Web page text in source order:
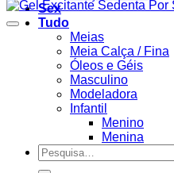
Sex
Tudo
Meias
Meia Calça / Fina
Óleos e Géis
Masculino
Modeladora
Infantil
Menino
Menina
Pesquisar
por: